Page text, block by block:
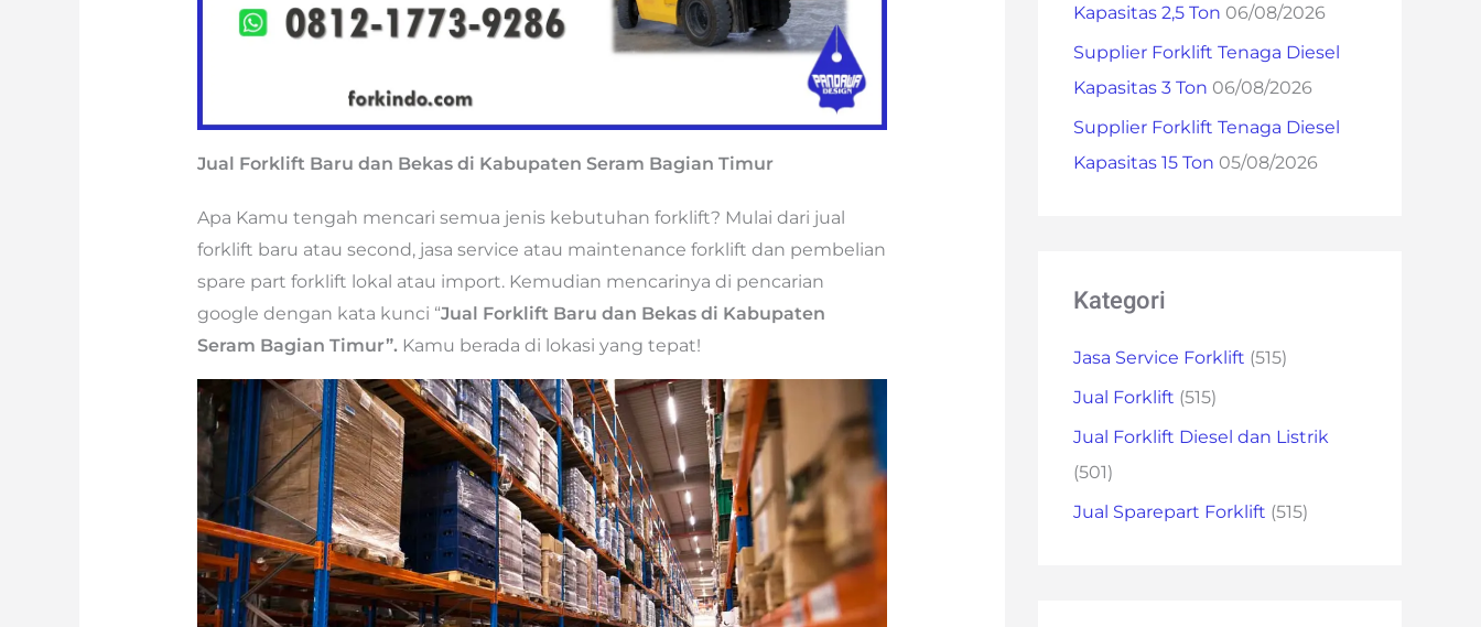
Jual Forklift Baru dan Bekas di Kabupaten Seram Bagian Timur
Apa Kamu tengah mencari semua jenis kebutuhan forklift? Mulai dari jual
forklift baru atau second, jasa service atau maintenance forklift dan pembelian
spare part forklift lokal atau import. Kemudian mencarinya di pencarian
google dengan kata kunci “Jual Forklift Baru dan Bekas di Kabupaten
Seram Bagian Timur”. Kamu berada di lokasi yang tepat!
Kapasitas 2,5 Ton 06/08/2026
Supplier Forklift Tenaga Diesel
Kapasitas 3 Ton 06/08/2026
Supplier Forklift Tenaga Diesel
Kapasitas 15 Ton 05/08/2026
Kategori
Jasa Service Forklift (515)
Jual Forklift (515)
Jual Forklift Diesel dan Listrik
(501)
Jual Sparepart Forklift (515)